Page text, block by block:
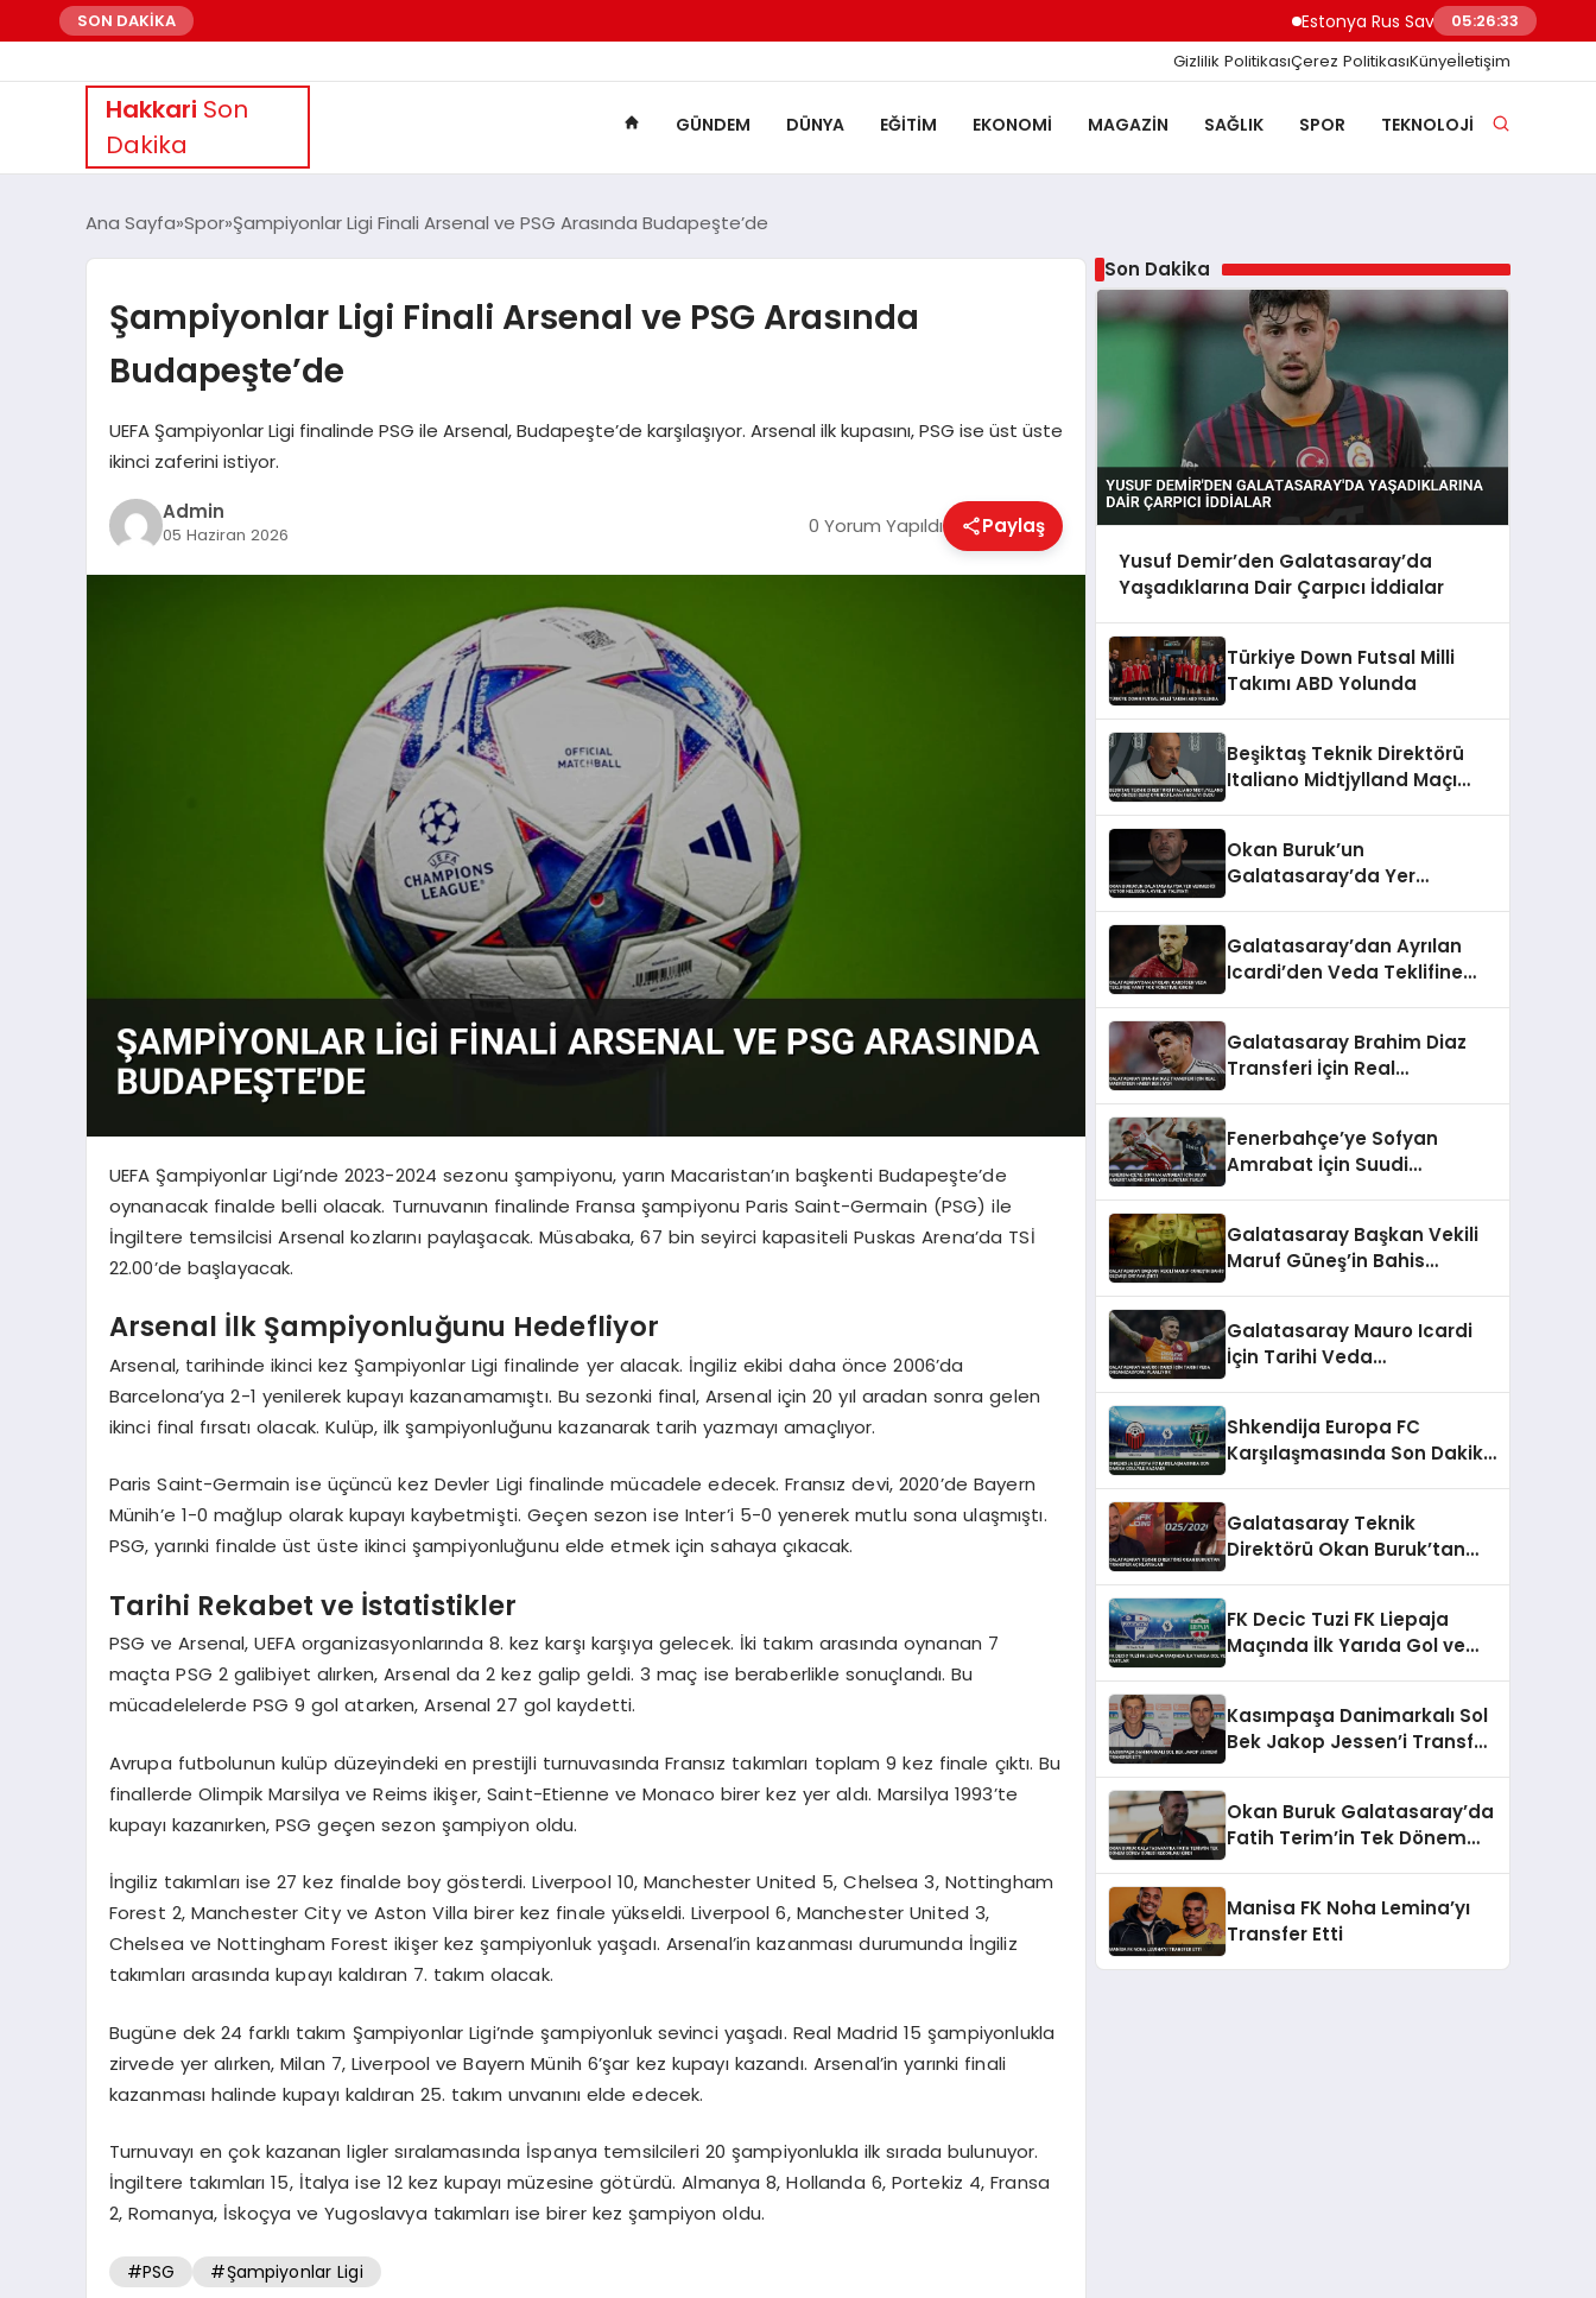
SON DAKİKA Estonya Rus Savaşçıların AB Girişini
05:26:34
Gizlilik PolitikasıÇerez PolitikasıKünyeİletişim
Hakkari Son
Dakika
GÜNDEM DÜNYA EĞITIM EKONOMI MAGAZIN SAĞLIK SPOR TEKNOLOJI
Ana Sayfa Spor Şampiyonlar Ligi Finali Arsenal ve PSG Arasında Budapeşte’de
Şampiyonlar Ligi Finali Arsenal ve PSG Arasında
Budapeşte’de
UEFA Şampiyonlar Ligi finalinde PSG ile Arsenal, Budapeşte’de karşılaşıyor. Arsenal ilk kupasını, PSG ise üst üste
ikinci zaferini istiyor.
Admin
05 Haziran 2026 0 Yorum Yapıldı Paylaş
UEFA Şampiyonlar Ligi’nde 2023-2024 sezonu şampiyonu, yarın Macaristan’ın başkenti Budapeşte’de
oynanacak finalde belli olacak. Turnuvanın finalinde Fransa şampiyonu Paris Saint-Germain (PSG) ile
İngiltere temsilcisi Arsenal kozlarını paylaşacak. Müsabaka, 67 bin seyirci kapasiteli Puskas Arena’da TSİ
22.00’de başlayacak.
Arsenal İlk Şampiyonluğunu Hedefliyor
Arsenal, tarihinde ikinci kez Şampiyonlar Ligi finalinde yer alacak. İngiliz ekibi daha önce 2006’da
Barcelona’ya 2-1 yenilerek kupayı kazanamamıştı. Bu sezonki final, Arsenal için 20 yıl aradan sonra gelen
ikinci final fırsatı olacak. Kulüp, ilk şampiyonluğunu kazanarak tarih yazmayı amaçlıyor.
Paris Saint-Germain ise üçüncü kez Devler Ligi finalinde mücadele edecek. Fransız devi, 2020’de Bayern
Münih’e 1-0 mağlup olarak kupayı kaybetmişti. Geçen sezon ise Inter’i 5-0 yenerek mutlu sona ulaşmıştı.
PSG, yarınki finalde üst üste ikinci şampiyonluğunu elde etmek için sahaya çıkacak.
Tarihi Rekabet ve İstatistikler
PSG ve Arsenal, UEFA organizasyonlarında 8. kez karşı karşıya gelecek. İki takım arasında oynanan 7
maçta PSG 2 galibiyet alırken, Arsenal da 2 kez galip geldi. 3 maç ise beraberlikle sonuçlandı. Bu
mücadelelerde PSG 9 gol atarken, Arsenal 27 gol kaydetti.
Avrupa futbolunun kulüp düzeyindeki en prestijli turnuvasında Fransız takımları toplam 9 kez finale çıktı. Bu
finallerde Olimpik Marsilya ve Reims ikişer, Saint-Etienne ve Monaco birer kez yer aldı. Marsilya 1993’te
kupayı kazanırken, PSG geçen sezon şampiyon oldu.
İngiliz takımları ise 27 kez finalde boy gösterdi. Liverpool 10, Manchester United 5, Chelsea 3, Nottingham
Forest 2, Manchester City ve Aston Villa birer kez finale yükseldi. Liverpool 6, Manchester United 3,
Chelsea ve Nottingham Forest ikişer kez şampiyonluk yaşadı. Arsenal’in kazanması durumunda İngiliz
takımları arasında kupayı kaldıran 7. takım olacak.
Bugüne dek 24 farklı takım Şampiyonlar Ligi’nde şampiyonluk sevinci yaşadı. Real Madrid 15 şampiyonlukla
zirvede yer alırken, Milan 7, Liverpool ve Bayern Münih 6’şar kez kupayı kazandı. Arsenal’in yarınki finali
kazanması halinde kupayı kaldıran 25. takım unvanını elde edecek.
Turnuvayı en çok kazanan ligler sıralamasında İspanya temsilcileri 20 şampiyonlukla ilk sırada bulunuyor.
İngiltere takımları 15, İtalya ise 12 kez kupayı müzesine götürdü. Almanya 8, Hollanda 6, Portekiz 4, Fransa
2, Romanya, İskoçya ve Yugoslavya takımları ise birer kez şampiyon oldu.
#PSG #Şampiyonlar Ligi
Son Dakika
Yusuf Demir’den Galatasaray’da
Yaşadıklarına Dair Çarpıcı İddialar
Türkiye Down Futsal Milli
Takımı ABD Yolunda
Beşiktaş Teknik Direktörü
Italiano Midtjylland Maçı
Okan Buruk’un
Galatasaray’da Yer
Galatasaray’dan Ayrılan
Icardi’den Veda Teklifine
Galatasaray Brahim Diaz
Transferi İçin Real
Fenerbahçe’ye Sofyan
Amrabat İçin Suudi
Galatasaray Başkan Vekili
Maruf Güneş’in Bahis
Galatasaray Mauro Icardi
İçin Tarihi Veda
Shkendija Europa FC
Karşılaşmasında Son Dakika
Galatasaray Teknik
Direktörü Okan Buruk’tan
FK Decic Tuzi FK Liepaja
Maçında İlk Yarıda Gol ve
Kasımpaşa Danimarkalı Sol
Bek Jakop Jessen’i Transfer
Okan Buruk Galatasaray’da
Fatih Terim’in Tek Dönem
Manisa FK Noha Lemina’yı
Transfer Etti